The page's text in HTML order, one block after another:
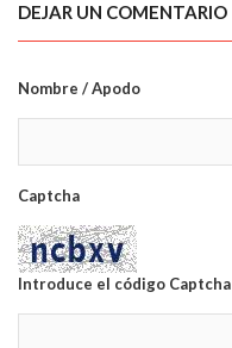
DEJAR UN COMENTARIO
Nombre / Apodo
Captcha
Introduce el código Captcha